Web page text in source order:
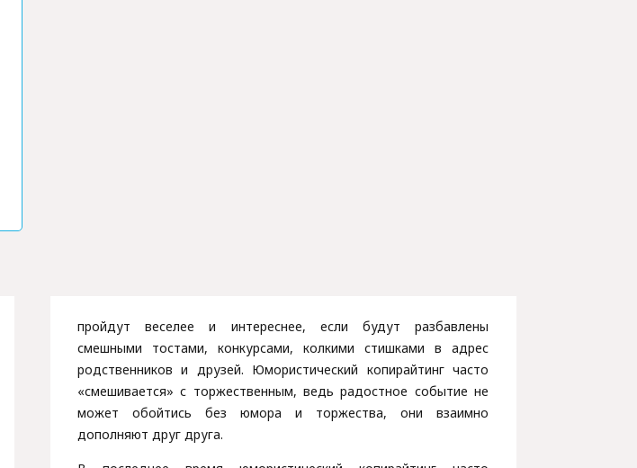
пройдут веселее и интереснее, если будут разбавлены
смешными тостами, конкурсами, колкими стишками в адрес
родственников и друзей. Юмористический копирайтинг часто
«смешивается» с торжественным, ведь радостное событие не
может обойтись без юмора и торжества, они взаимно
дополняют друг друга.